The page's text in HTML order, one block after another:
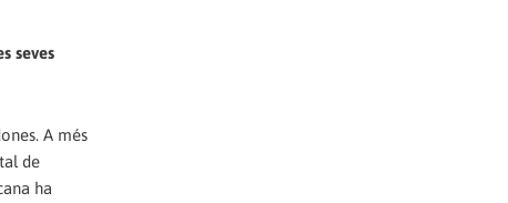
seves
A més
de
ha